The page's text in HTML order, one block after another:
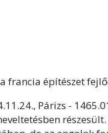
építészet
Párizs -